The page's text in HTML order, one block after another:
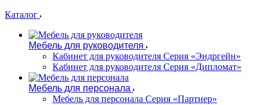
Каталог
Мебель для руководителя
Кабинет для руководителя Серия «Эндргейн»
Кабинет для руководителя Серия «Дипломат»
Мебель для персонала
Мебель для персонала Серия «Партнер»